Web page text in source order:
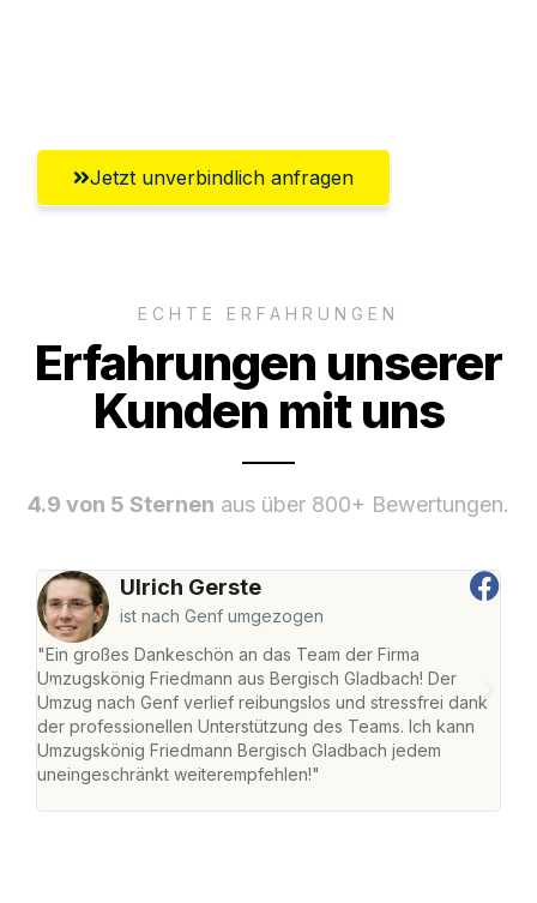
Jetzt unverbindlich anfragen
ECHTE ERFAHRUNGEN
Erfahrungen unserer
Kunden mit uns
4.9 von 5 Sternen aus über 800+ Bewertungen.
Ulrich Gerste
ist nach Genf umgezogen
"Ein großes Dankeschön an das Team der Firma
Umzugskönig Friedmann aus Bergisch Gladbach! Der
Umzug nach Genf verlief reibungslos und stressfrei dank
der professionellen Unterstützung des Teams. Ich kann
Umzugskönig Friedmann Bergisch Gladbach jedem
uneingeschränkt weiterempfehlen!"